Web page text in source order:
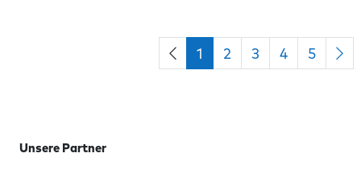
1 2 3 4 5
Unsere Partner